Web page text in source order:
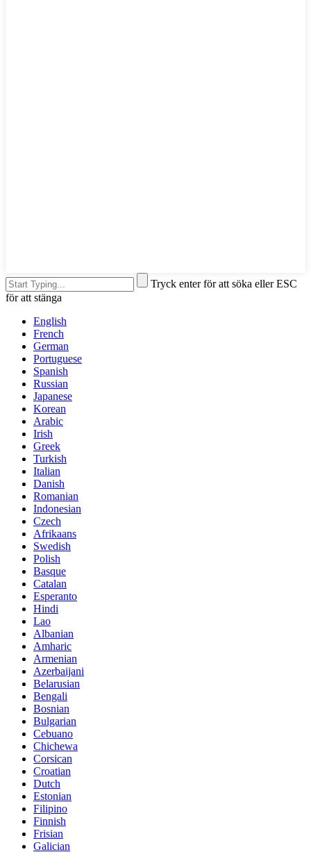
Tryck enter för att söka eller ESC
för att stänga
English
French
German
Portuguese
Spanish
Russian
Japanese
Korean
Arabic
Irish
Greek
Turkish
Italian
Danish
Romanian
Indonesian
Czech
Afrikaans
Swedish
Polish
Basque
Catalan
Esperanto
Hindi
Lao
Albanian
Amharic
Armenian
Azerbaijani
Belarusian
Bengali
Bosnian
Bulgarian
Cebuano
Chichewa
Corsican
Croatian
Dutch
Estonian
Filipino
Finnish
Frisian
Galician